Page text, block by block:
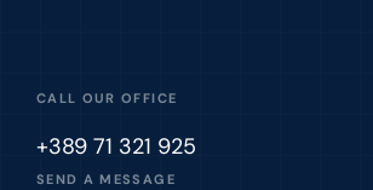
CALL OUR OFFICE
+389 71 321 925
SEND A MESSAGE